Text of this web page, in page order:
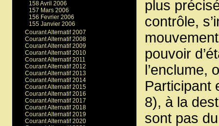
plus
contrôle,
pouvoir
l’enclume,
Participant
8), à la
sont pas
158 Avril 2006
157 Mars 2006
156 Fevrier 2006
155 Janvier 2006
Courant Alternatif 2007
Courant Alternatif 2008
Courant Alternatif 2009
Courant Alternatif 2010
Courant Alternatif 2011
Courant Alternatif 2012
Courant Alternatif 2013
Courant Alternatif 2014
Courant Alternatif 2015
Courant Alternatif 2016
Courant Alternatif 2017
Courant Alternatif 2018
Courant Alternatif 2019
Courant Alternatif 2020